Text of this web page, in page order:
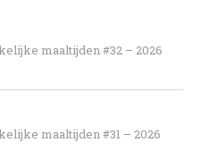
maaltijden #32 – 2026
maaltijden #31 – 2026